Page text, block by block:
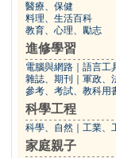
醫療、保健
料理、生活百科
教育、心理、勵志
進修學習
電腦與網路
語言工
雜誌、期刊
軍政、
參考、考試、教科用
科學工程
科學、自然 工業、
家庭親子